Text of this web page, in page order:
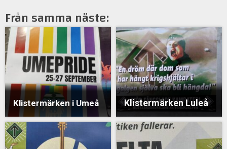
Från samma näste:
Klistermärken i Umeå Klistermärken Luleå